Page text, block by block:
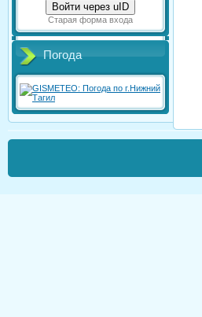
Войти через uID
Старая форма входа
Погода